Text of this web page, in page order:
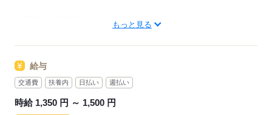
カンタンなお仕事ばかり。
お仕事に慣れてきたら、少しずつ
専門的なこともお任せしていきます。
（食事・入浴・お手洗いのサポートなど）
きちんと経験を積めば、
・56.7％が未経験からスタート
スクールもありますし、
働ける職場をご紹介するなど、
もっと見る
給与
交通費 扶養内 日払い 週払い
時給 1,350 円 ～ 1,500 円